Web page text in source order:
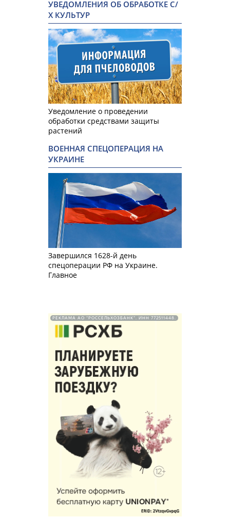
УВЕДОМЛЕНИЯ ОБ ОБРАБОТКЕ С/
Х КУЛЬТУР
Уведомление о проведении
обработки средствами защиты
растений
ВОЕННАЯ СПЕЦОПЕРАЦИЯ НА
УКРАИНЕ
Завершился 1628-й день
спецоперации РФ на Украине.
Главное
РЕКЛАМА АО "РОССЕЛЬХОЗБАНК". ИНН 772511448.